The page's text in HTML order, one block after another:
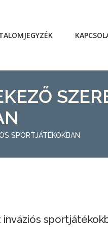
SPORTJÁTÉKOKBAN